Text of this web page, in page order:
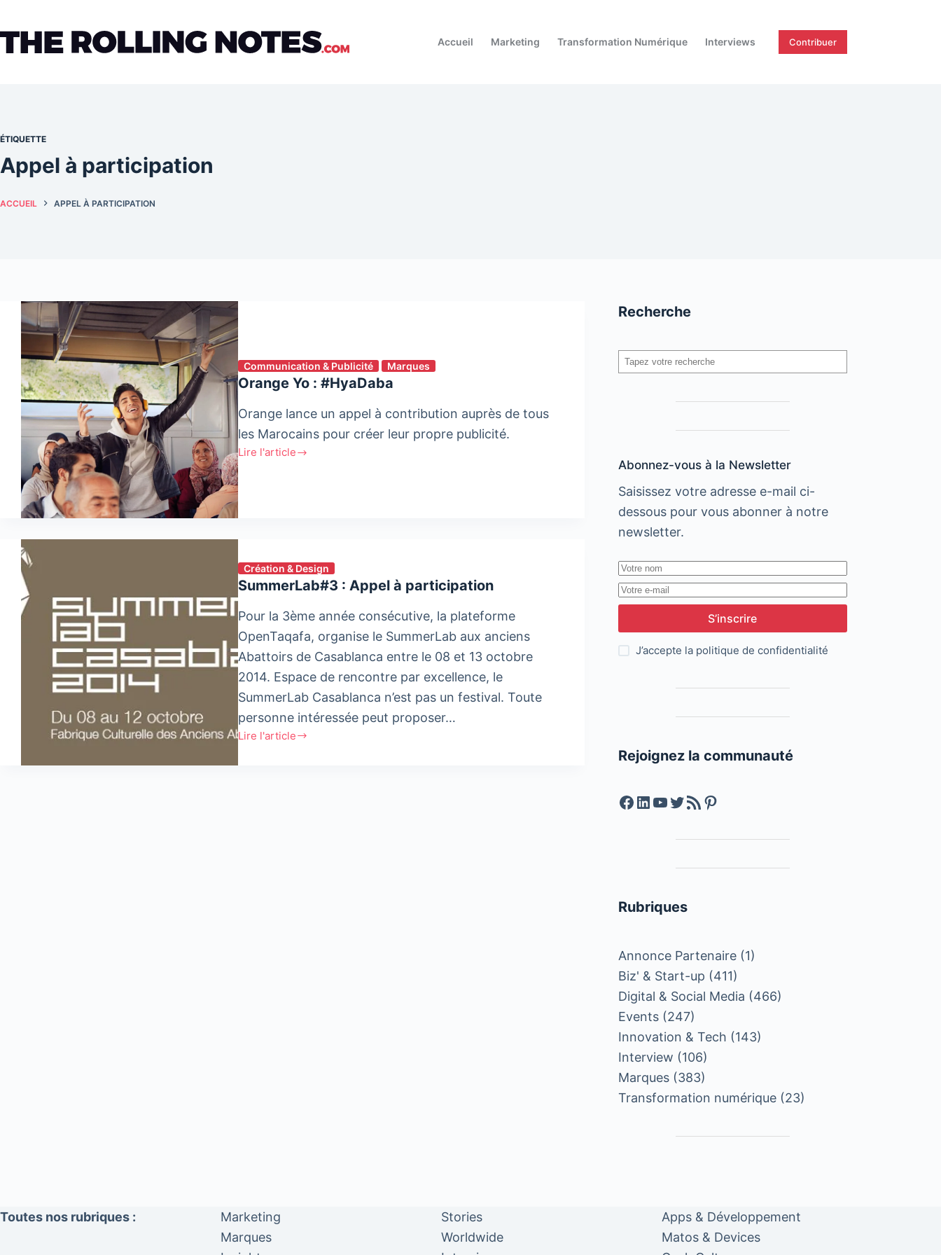
au
contenu
Accueil Marketing Transformation Numérique Interviews Contribuer
ÉTIQUETTE
Appel à participation
ACCUEIL APPEL À PARTICIPATION
Communication & Publicité Marques
Orange Yo : #HyaDaba
Orange lance un appel à contribution auprès de tous
les Marocains pour créer leur propre publicité.
Lire l'article
Orange
Yo
:
Création & Design
SummerLab#3 : Appel à participation
Pour la 3ème année consécutive, la plateforme
OpenTaqafa, organise le SummerLab aux anciens
Abattoirs de Casablanca entre le 08 et 13 octobre
2014. Espace de rencontre par excellence, le
SummerLab Casablanca n’est pas un festival. Toute
personne intéressée peut proposer…
Lire l'article
SummerLab#3
Recherche
Rechercher
Abonnez-vous à la Newsletter
Saisissez votre adresse e-mail ci-
dessous pour vous abonner à notre
newsletter.
S’inscrire
J’accepte la politique de confidentialité
Rejoignez la communauté
Facebook
LinkedIn
YouTube
Twitter
Feed RSSPinterest
Rubriques
Annonce Partenaire (1)
Biz' & Start-up (411)
Digital & Social Media (466)
Events (247)
Innovation & Tech (143)
Interview (106)
Marques (383)
Transformation numérique (23)
Toutes nos rubriques :
Marketing
Marques
Stories
Worldwide
Apps & Développement
Matos & Devices